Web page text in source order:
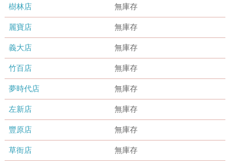
樹林店 無庫存
麗寶店 無庫存
義大店 無庫存
竹百店 無庫存
夢時代店 無庫存
左新店 無庫存
豐原店 無庫存
草衙店 無庫存